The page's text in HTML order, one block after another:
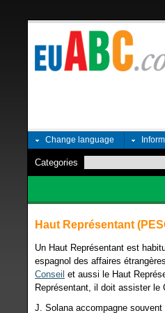
Change language
Categories
Haut Représentant
Un Haut Représentant est
espagnol des affaires
Conseil et aussi le Haut
Représentant, il doit assister
J. Solana accompagne